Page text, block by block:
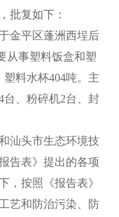
批复如下：
金平区蓬洲西埕后
从事塑料饭盒和塑
料水杯404吨。主
台、粉碎机2台、封
汕头市生态环境技
告表》提出的各项
，按照《报告表》
艺和防治污染、防